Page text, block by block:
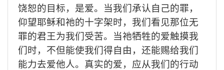
饶恕的目标，是爱。当我们承认自己的罪，
仰望耶稣和祂的十字架时，我们看见那位无
罪的君王为我们受苦。当祂牺牲的爱触摸我
们时，不但能使我们得自由，还能赐给我们
能力去爱他人。真实的爱，应从我们的行动